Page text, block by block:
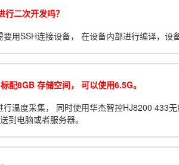
二次开发吗？
用SSH连接设备， 在设备内部进行编译，设
配8GB 存储空间， 可以使用6.5G。
温度采集， 同时使用华杰智控HJ8200 433
到电脑或者服务器。